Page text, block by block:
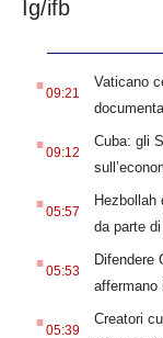
Ig/ifb
.09:21
Vaticano
.09:12
Cuba: gli
.05:57
da parte
.05:53
Difendere
affermano
.05:39
Creatori